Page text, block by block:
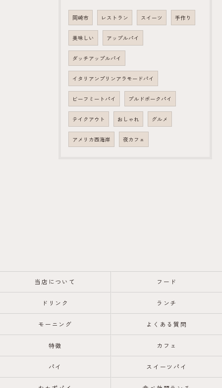
岡崎市 レストラン スイーツ 手作り
美味しい アップルパイ
ダッチアップルパイ
イタリアンプリンアラモードパイ
ビーフミートパイ プルドポークパイ
テイクアウト おしゃれ グルメ
アメリカ西海岸 夜カフェ
当店について フード
ドリンク ランチ
モーニング よくある質問
特徴 カフェ
パイ スイーツパイ